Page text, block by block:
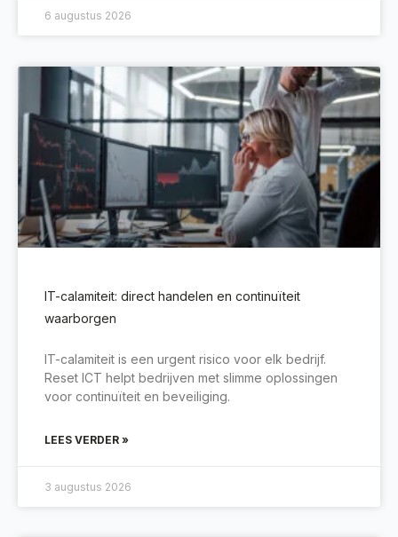
6 augustus 2026
IT-calamiteit: direct handelen en continuïteit
waarborgen
IT-calamiteit is een urgent risico voor elk bedrijf.
Reset ICT helpt bedrijven met slimme oplossingen
voor continuïteit en beveiliging.
LEES VERDER »
3 augustus 2026